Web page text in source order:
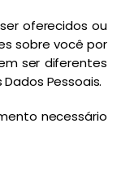
oferecidos ou
sobre você por
ser diferentes
Pessoais.
necessário